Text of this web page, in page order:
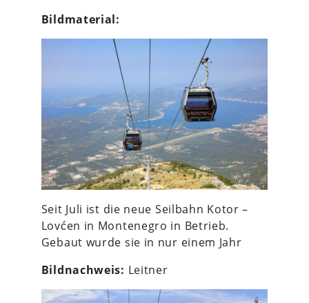
Bildmaterial:
Seit Juli ist die neue Seilbahn Kotor –
Lovćen in Montenegro in Betrieb.
Gebaut wurde sie in nur einem Jahr
Bildnachweis: Leitner